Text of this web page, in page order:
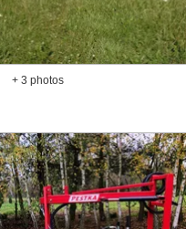
+ 3 photos